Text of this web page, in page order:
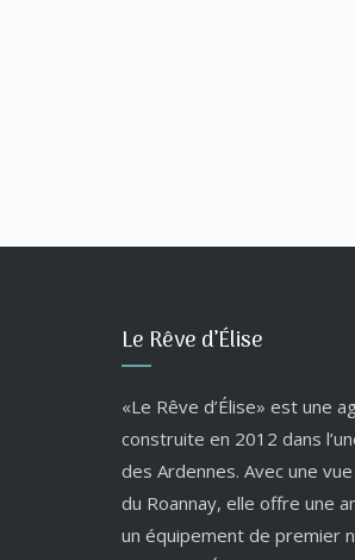
Le Rêve d’Élise
«Le Rêve d’Élise» est une
construite en 2012 dans
des Ardennes. Avec une
du Roannay, elle offre une
un équipement de premier